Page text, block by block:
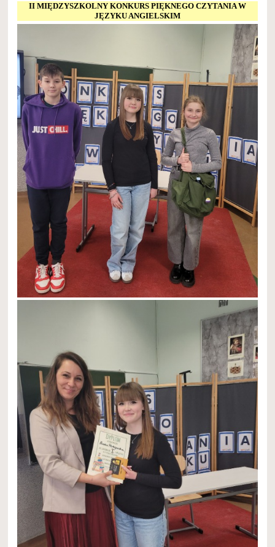
II MIĘDZYSZKOLNY KONKURS PIĘKNEGO CZYTANIA W
JĘZYKU ANGIELSKIM